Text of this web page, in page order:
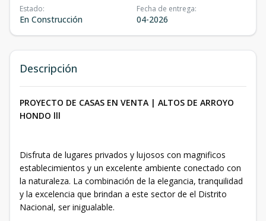
Estado:
En Construcción
Fecha de entrega:
04-2026
Descripción
PROYECTO DE CASAS EN VENTA | ALTOS DE ARROYO
HONDO lll
Disfruta de lugares privados y lujosos con magnificos
establecimientos y un excelente ambiente conectado con
la naturaleza. La combinación de la elegancia, tranquilidad
y la excelencia que brindan a este sector de el Distrito
Nacional, ser inigualable.